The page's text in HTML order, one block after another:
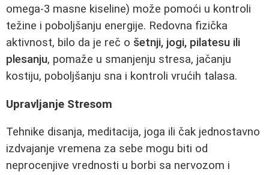
omega-3 masne kiseline) može pomoći u kontroli
težine i poboljšanju energije. Redovna fizička
aktivnost, bilo da je reč o šetnji, jogi, pilatesu ili
plesanju, pomaže u smanjenju stresa, jačanju
kostiju, poboljšanju sna i kontroli vrućih talasa.
Upravljanje Stresom
Tehnike disanja, meditacija, joga ili čak jednostavno
izdvajanje vremena za sebe mogu biti od
neprocenjive vrednosti u borbi sa nervozom i